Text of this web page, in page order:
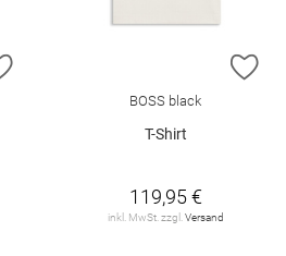
ZUR WUNSCHLISTE HINZUFÜGEN
BOSS black
T-Shirt
119,95 €
inkl. MwSt. zzgl. Versand